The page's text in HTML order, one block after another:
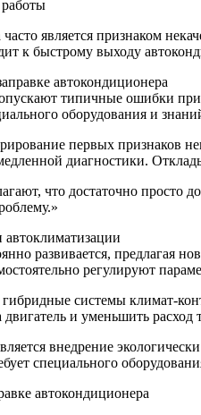
является признаком
к быстрому выходу
автокондиционера
типичные ошибки
оборудования и
первых признаков
диагностики.
что достаточно просто
развивается, предлагая
регулируют
системы климат-
двигатель и уменьшить
внедрение
специального
автокондиционера